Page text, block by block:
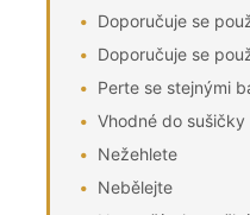
Doporučuje se
Doporučuje se
Perte se stejnými
Vhodné do
Nežehlete
Nebělejte